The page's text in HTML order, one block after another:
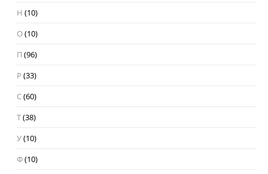
Н (10)
О(10)
П (96)
Р (33)
С(60)
Т(38)
У(10)
Ф(10)